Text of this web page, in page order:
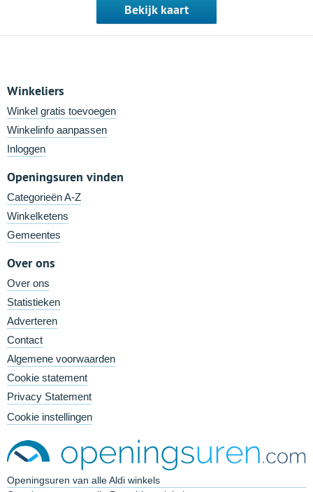
Bekijk kaart
Winkeliers
Winkel gratis toevoegen
Winkelinfo aanpassen
Inloggen
Openingsuren vinden
Categorieën A-Z
Winkelketens
Gemeentes
Over ons
Over ons
Statistieken
Adverteren
Contact
Algemene voorwaarden
Cookie statement
Privacy Statement
Cookie instellingen
Openingsuren van alle Aldi winkels